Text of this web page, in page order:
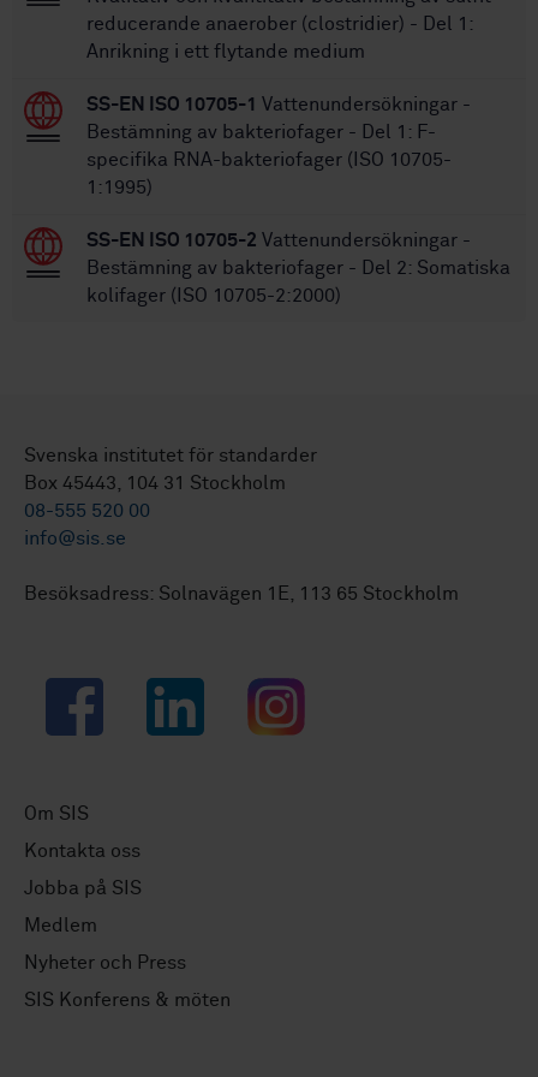
reducerande anaerober (clostridier) - Del 1:
Anrikning i ett flytande medium
SS-EN ISO 10705-1 Vattenundersökningar -
Bestämning av bakteriofager - Del 1: F-
specifika RNA-bakteriofager (ISO 10705-
1:1995)
SS-EN ISO 10705-2 Vattenundersökningar -
Bestämning av bakteriofager - Del 2: Somatiska
kolifager (ISO 10705-2:2000)
Svenska institutet för standarder
Box 45443, 104 31 Stockholm
08-555 520 00
info@sis.se
Besöksadress: Solnavägen 1E, 113 65 Stockholm
Facebook LinkedIn Instagram
Om SIS
Kontakta oss
Jobba på SIS
Medlem
Nyheter och Press
SIS Konferens & möten